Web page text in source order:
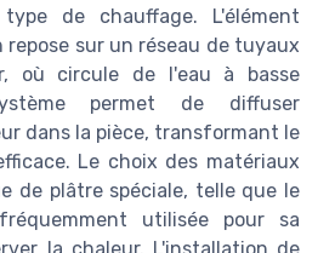
de chauffage. L'élément
sur un réseau de tuyaux
où circule de l'eau à basse
permet de diffuser
dans la pièce, transformant le
Le choix des matériaux
de plâtre spéciale, telle que le
utilisée pour sa